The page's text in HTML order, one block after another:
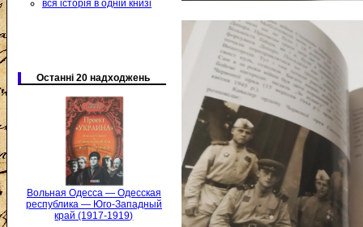
вся історія в одній книзі
Останні 20 надходжень
Вольная Одесса — Одесская
республика — Юго-Западный
край (1917-1919)